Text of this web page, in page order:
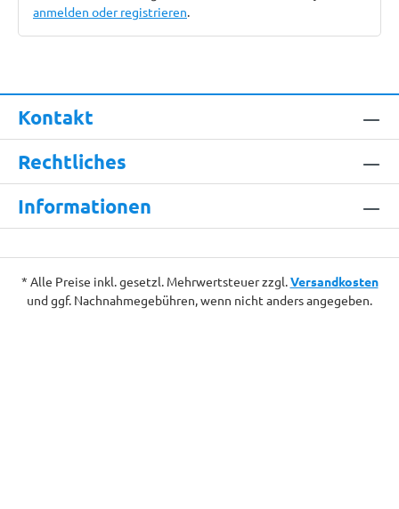
anmelden oder registrieren.
Kontakt
Rechtliches
Informationen
* Alle Preise inkl. gesetzl. Mehrwertsteuer zzgl.Versandkosten
und ggf. Nachnahmegebühren, wenn nicht anders angegeben.